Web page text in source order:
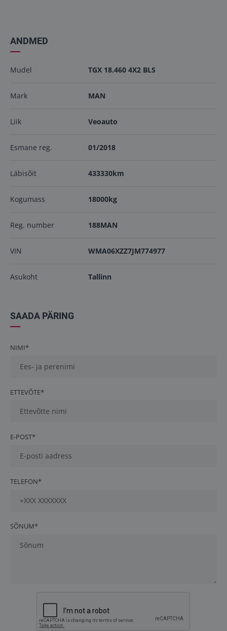
ANDMED
Mudel TGX 18.460 4X2 BLS
Mark MAN
Liik Veoauto
Esmane reg. 01/2018
Läbisõit 433330km
Kogumass 18000kg
Reg. number 188MAN
VIN WMA06XZZ7JM774977
Asukoht Tallinn
SAADA PÄRING
NIMI*
ETTEVÕTE*
E-POST*
TELEFON*
SÕNUM*